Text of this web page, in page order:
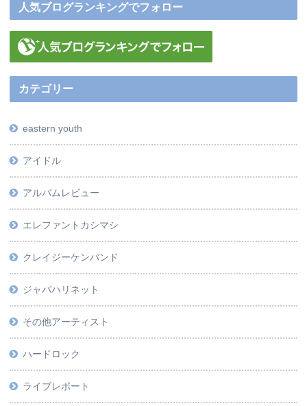
人気ブログランキングでフォロー
カテゴリー
eastern youth
アイドル
アルバムレビュー
エレファントカシマシ
クレイジーケンバンド
ジャパハリネット
その他アーティスト
ハードロック
ライブレポート